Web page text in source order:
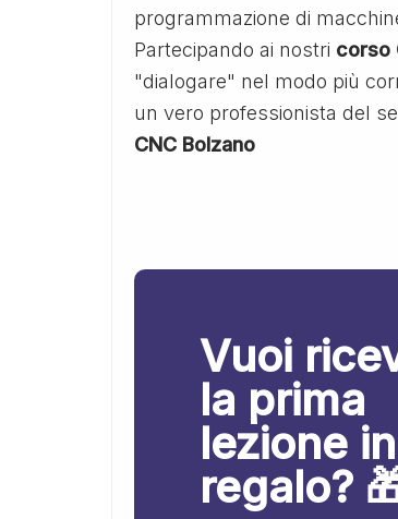
programmazione di
Partecipando ai nostri corso
"dialogare" nel modo più
un vero professionista del
CNC Bolzano
Vuoi
la prima
lezione in
regalo?